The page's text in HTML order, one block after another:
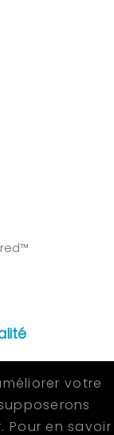
All Rights
EZB2B
votre
Pour en savoir